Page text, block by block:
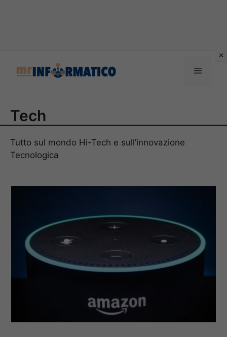
Menu
Tech
Tutto sul mondo Hi-Tech e sull’innovazione
Tecnologica